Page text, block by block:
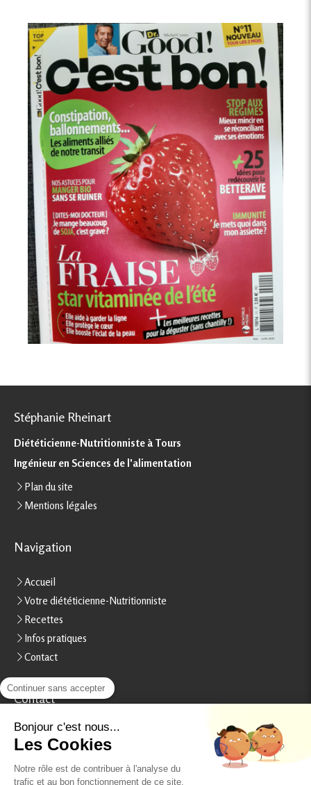
Stéphanie Rheinart
Diététicienne-Nutritionniste à Tours
Ingénieur en Sciences de l'alimentation
Plan du site
Mentions légales
Navigation
Accueil
Votre diététicienne-Nutritionniste
Recettes
Infos pratiques
Contact
Contact
Stéphanie Rheinart
15, boulevard Béranger
France
Continuer sans accepter
Bonjour c'est nous...
Les Cookies
Notre rôle est de contribuer à l'analyse du
trafic et au bon fonctionnement de ce site.